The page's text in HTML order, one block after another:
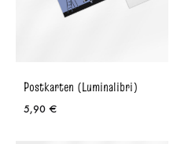
Postkarten (Luminalibri)
5,90 €